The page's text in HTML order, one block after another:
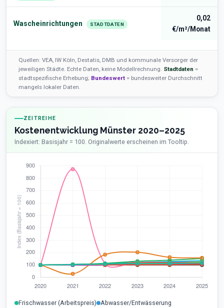
Wascheinrichtungen STADTDATEN
0,02
€/m²/Monat
Quellen: VEA, IW Köln, Destatis, DMB und kommunale Versorger der
jeweiligen Städte. Echte Daten, keine Modellrechnung. Stadtdaten =
stadtspezifische Erhebung; Bundeswert = bundesweiter Durchschnitt
mangels lokaler Daten.
ZEITREIHE
Kostenentwicklung Münster 2020–2025
Indexiert: Basisjahr = 100. Originalwerte erscheinen im Tooltip.
Frischwasser (Arbeitspreis) Abwasser/Entwässerung